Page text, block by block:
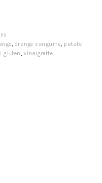
orange sanguine patate
gluten vinaigrette